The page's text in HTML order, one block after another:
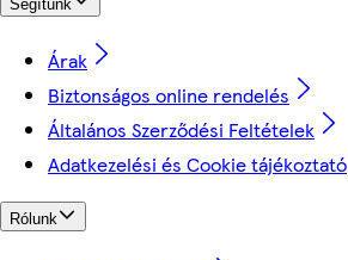
Segítünk
Árak
Biztonságos online rendelés
Általános Szerződési Feltételek
Adatkezelési és Cookie tájékoztató
Rólunk